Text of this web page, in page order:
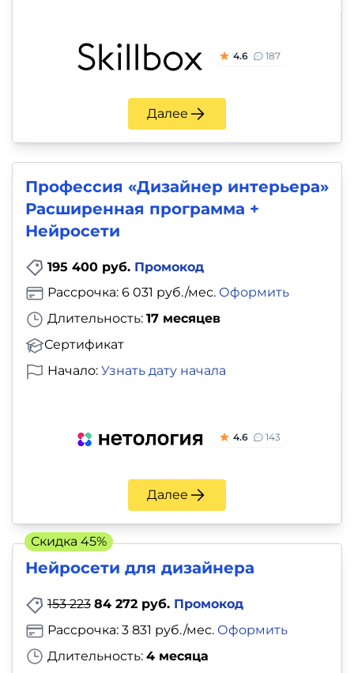
4.6 187
Далее
Профессия «Дизайнер интерьера»
Расширенная программа +
Нейросети
195 400 руб. Промокод
Длительность: 17 месяцев
Сертификат
Рассрочка: 6 031 руб./мес. Оформить
Начало: Узнать дату начала
4.6 143
Далее
Нейросети для дизайнера
153 223 84 272 руб. Промокод
Длительность: 4 месяца
Рассрочка: 3 831 руб./мес. Оформить
Скидка 45%